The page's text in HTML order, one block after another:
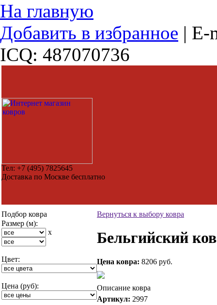
На главную
Добавить в избранное | E-
ICQ: 487070736
Тел: +7 (495) 7825645
Доставка по Москве бесплатно
Подбор ковра
Размер (м):
x
Цвет:
Цена (руб):
Вернуться к выбору ковра
Бельгийский
Цена ковра: 8206 руб.
Описание ковра
Артикул: 2997